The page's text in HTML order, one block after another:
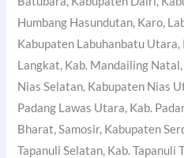
Humbang Hasundutan, Karo,
Kabupaten Labuhanbatu Utara,
Langkat, Kab. Mandailing
Nias Selatan, Kabupaten Nias
Padang Lawas Utara, Kab.
Bharat, Samosir, Kabupaten
Tapanuli Selatan, Kab. Tapanuli